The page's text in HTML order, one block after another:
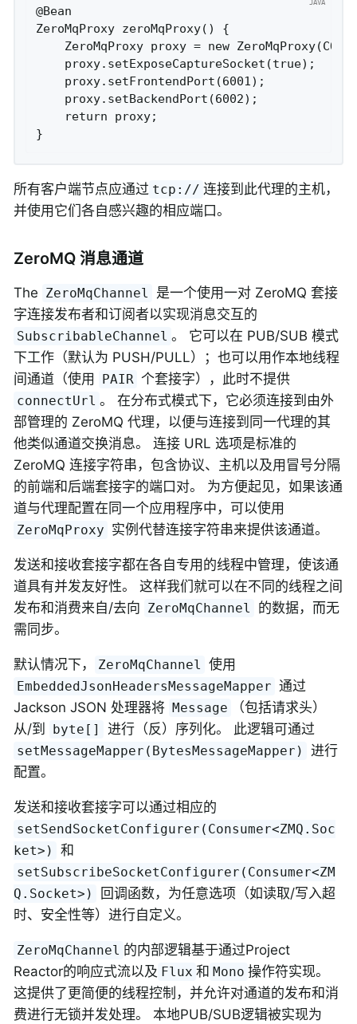
@Bean
ZeroMqProxy zeroMqProxy() {
ZeroMqProxy proxy = new
    proxy.setExposeCaptureSocket(true);
    proxy.setFrontendPort(6001);
    proxy.setBackendPort(6002);
    return proxy;
所有客户端节点应通过 tcp:// 连接到此代理的主机，
并使用它们各自感兴趣的相应端口。
ZeroMQ 消息通道
The ZeroMqChannel
是一个使用一对 ZeroMQ 套接
字连接发布者和订阅者以实现消息交互的
SubscribableChannel 。 它可以在 PUB/SUB 模式
下工作（默认为 PUSH/PULL）；也可以用作本地线程
间通道（使用
PAIR 个套接字），此时不提供
connectUrl 。 在分布式模式下，它必须连接到由外
部管理的 ZeroMQ 代理，以便与连接到同一代理的其
他类似通道交换消息。 连接 URL 选项是标准的
ZeroMQ 连接字符串，包含协议、主机以及用冒号分隔
的前端和后端套接字的端口对。 为方便起见，如果该通
道与代理配置在同一个应用程序中，可以使用
ZeroMqProxy 实例代替连接字符串来提供该通道。
发送和接收套接字都在各自专用的线程中管理，使该通
道具有并发友好性。 这样我们就可以在不同的线程之间
发布和消费来自/去向 ZeroMqChannel
的数据，而无
需同步。
默认情况下， ZeroMqChannel 使用
EmbeddedJsonHeadersMessageMapper 通过
Jackson JSON 处理器将 Message
（包括请求头）
从/到
byte[] 进行（反）序列化。 此逻辑可通过
setMessageMapper(BytesMessageMapper)
进行
配置。
发送和接收套接字可以通过相应的
setSendSocketConfigurer(Consumer<ZMQ.Soc
ket>)
和
setSubscribeSocketConfigurer(Consumer<ZM
Q.Socket>)
回调函数，为任意选项（如读取/写入超
时、安全性等）进行自定义。
ZeroMqChannel 的内部逻辑基于通过Project
Reactor的响应式流以及 Flux 和 Mono 操作符实现。
这提供了更简便的线程控制，并允许对通道的发布和消
费进行无锁并发处理。 本地PUB/SUB逻辑被实现为